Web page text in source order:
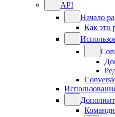
API
Начало
Как это